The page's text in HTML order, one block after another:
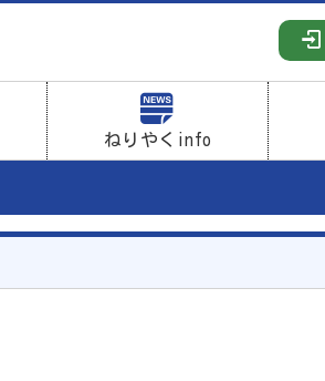
ねりやくinfo